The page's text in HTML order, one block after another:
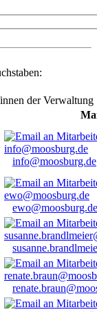
der Verwaltung
info@moosburg.de
ewo@moosburg.de